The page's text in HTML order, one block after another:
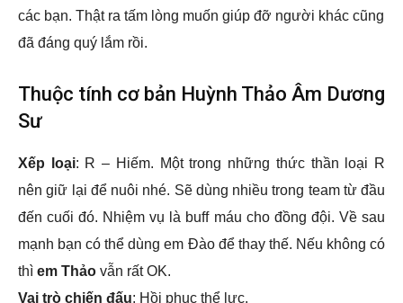
các bạn. Thật ra tấm lòng muốn giúp đỡ người khác cũng
đã đáng quý lắm rồi.
Thuộc tính cơ bản Huỳnh Thảo Âm Dương
Sư
Xếp loại: R – Hiếm. Một trong những thức thần loại R
nên giữ lại để nuôi nhé. Sẽ dùng nhiều trong team từ đầu
đến cuối đó. Nhiệm vụ là buff máu cho đồng đội. Về sau
mạnh bạn có thể dùng em Đào để thay thế. Nếu không có
thì em Thảo vẫn rất OK.
Vai trò chiến đấu: Hồi phục thể lực.